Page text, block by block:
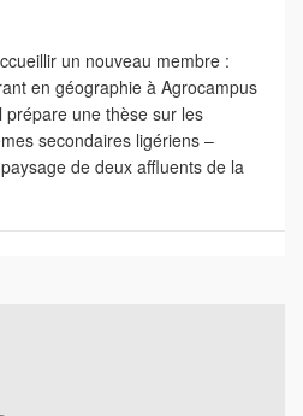
un nouveau membre :
en géographie à Agrocampus
prépare une thèse sur les
secondaires ligériens –
de deux affluents de la